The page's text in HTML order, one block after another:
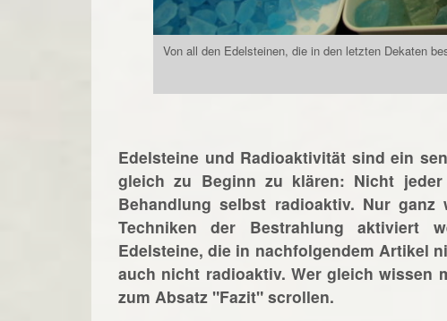
Von all den Edelsteinen, die in den letzten Dekaten
Edelsteine und Radioaktivität sind ein
gleich zu Beginn zu klären: Nicht
Behandlung selbst radioaktiv. Nur
Techniken der Bestrahlung aktiviert
Edelsteine, die in nachfolgendem Artikel
auch nicht radioaktiv. Wer gleich wissen
zum Absatz "Fazit" scrollen.